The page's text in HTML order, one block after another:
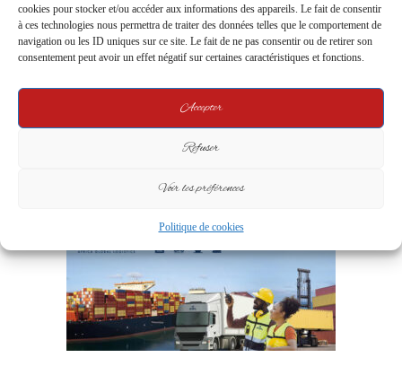
cookies pour stocker et/ou accéder aux informations des appareils. Le fait de consentir
à ces technologies nous permettra de traiter des données telles que le comportement de
navigation ou les ID uniques sur ce site. Le fait de ne pas consentir ou de retirer son
consentement peut avoir un effet négatif sur certaines caractéristiques et fonctions.
Accepter
Refuser
Voir les préférences
Politique de cookies